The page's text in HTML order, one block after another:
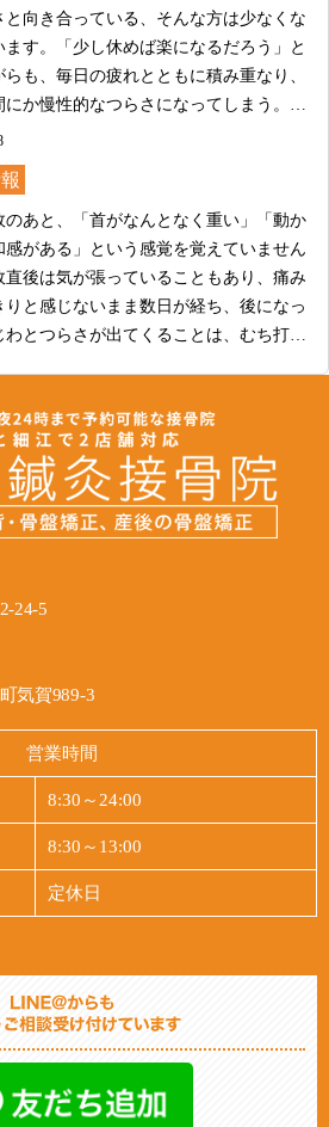
と向き合っている、そんな方は少なくな
ます。「少し休めば楽になるだろう」と
らも、毎日の疲れとともに積み重なり、
にか慢性的なつらさになってしまう。そ
悩みを抱えた方が、当院にもよくご相
しゃいます。
、肩こりのつらさに対して、お一人おひ
身体の状態や日常の過ごし方をていねい
ながら、ケアの方針を一緒に考えていき
スクワークや長時間の運転、姿勢のクセ
まわりのこりや重さに影響する背景はさ
いただけるよう丁寧に向き合ってまい
で待ち時間なく、平日は夜まで通し営
ますので、お仕事帰りや隙間時間にも
さが気になっている方、まずは現在のお
灸接骨院
のあと、「首がなんとなく重い」「動か
感がある」という感覚を覚えていません
直後は気が張っていることもあり、痛み
りと感じないまま数日が経ち、後になっ
わとつらさが出てくることは、むち打ち
ないかと思います。
首の痛みやこわばりにお悩みの方のお
に、ていねいに向き合うことを大切に
。一人ひとり症状の出方や経緯は異な
指してケアを進めてまいります。自賠責
ださい。また、保険会社とのやり取り
に関するご不安にも寄り添い、必要に応
士への無料相談へお繋ぎすることもでき
で待ち時間なく、平日は夜まで通し営
を整えています。首の痛みや違和感が気
灸接骨院
の後、その場ではそれほど痛みを感じな
、数日が経ってから首や肩のつらさ、
いといった症状が出てきた、というご
る方は少なくありません。むち打ち
、「大丈夫だろう」と様子を見ているう
、どうかひとりで抱え込まないでいた
と思います。
、お一人おひとりのお身体の状態をてい
認しながら、首や肩まわりのこわばりや
でも和らげられるよう、施術に向き合
ます。自賠責保険が適用となるため、窓
護士の無料相談へのご案内も行っており
ら日が経っているけれど相談してもいい
迷っていらっしゃる方も、どうぞお気軽
全な個室ではありませんが、ベッド一つ
に施術を受けられます^ ^
での施術、交通事故、労災、自費施、…
わせて施術を進めていきますのでご相談
^
、LINEからもお気軽にお問い合わせ頂
あります。
24-5
気賀989-3
営業時間
8:30～24:00
8:30～13:00
定休日